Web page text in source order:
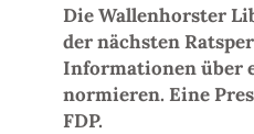
Die Wallenhorster
der nächsten
Informationen über
normieren. Eine
FDP.